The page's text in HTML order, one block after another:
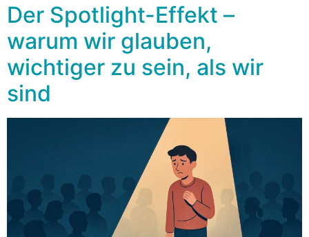
Der Spotlight-Effekt –
warum wir glauben,
wichtiger zu sein, als wir
sind